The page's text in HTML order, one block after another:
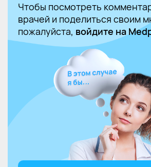
Чтобы посмотреть
врачей и поделиться своим
пожалуйста, войдите на